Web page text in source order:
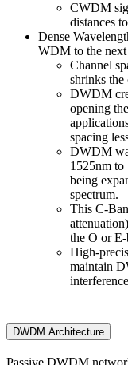
CWDM
distances
Dense
WDM to the next
Channel
shrinks the
DWDM
opening
spacing
DWDM
1525nm to
being
spectrum.
This C-
the O or E-
High-
maintain
DWDM Architecture